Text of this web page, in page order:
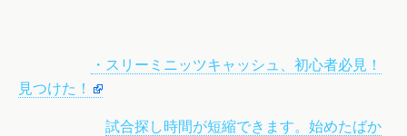
・スリーミニッツキャッシュ、初心者必見！
見つけた！
試合探し時間が短縮できます。始めたばか